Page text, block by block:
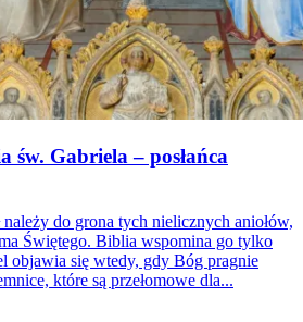
św. Gabriela – posłańca
do grona tych nielicznych aniołów,
Świętego. Biblia wspomina go tylko
objawia się wtedy, gdy Bóg pragnie
które są przełomowe dla...